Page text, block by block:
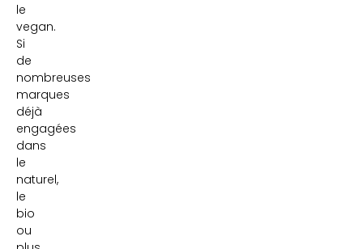
le
vegan.
Si
de
nombreuses
marques
déjà
engagées
dans
le
naturel,
le
bio
ou